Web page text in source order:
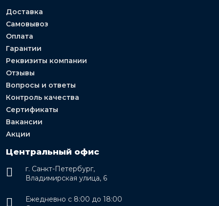
Доставка
Самовывоз
Оплата
Гарантии
Реквизиты компании
Отзывы
Вопросы и ответы
Контроль качества
Сертификаты
Вакансии
Акции
Центральный офис
г. Санкт-Петербург,
Владимирская улица, 6
Ежедневно с 8:00 до 18:00